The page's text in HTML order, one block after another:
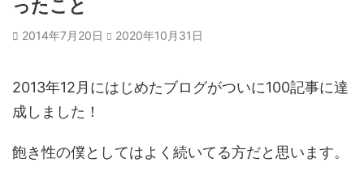
ったこと
2014年7月20日 2020年10月31日
2013年12月にはじめたブログがついに100記事に達
成しました！
飽き性の僕としてはよく続いてる方だと思います。